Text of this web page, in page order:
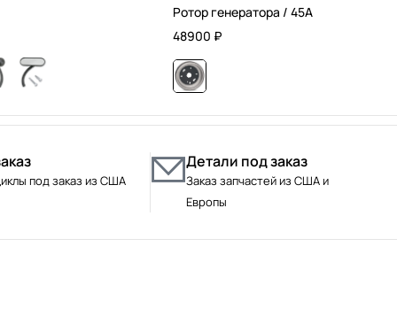
Ротор генератора / 45А
48900 ₽
под заказ из США
Детали под заказ
Заказ запчастей из США и
Европы